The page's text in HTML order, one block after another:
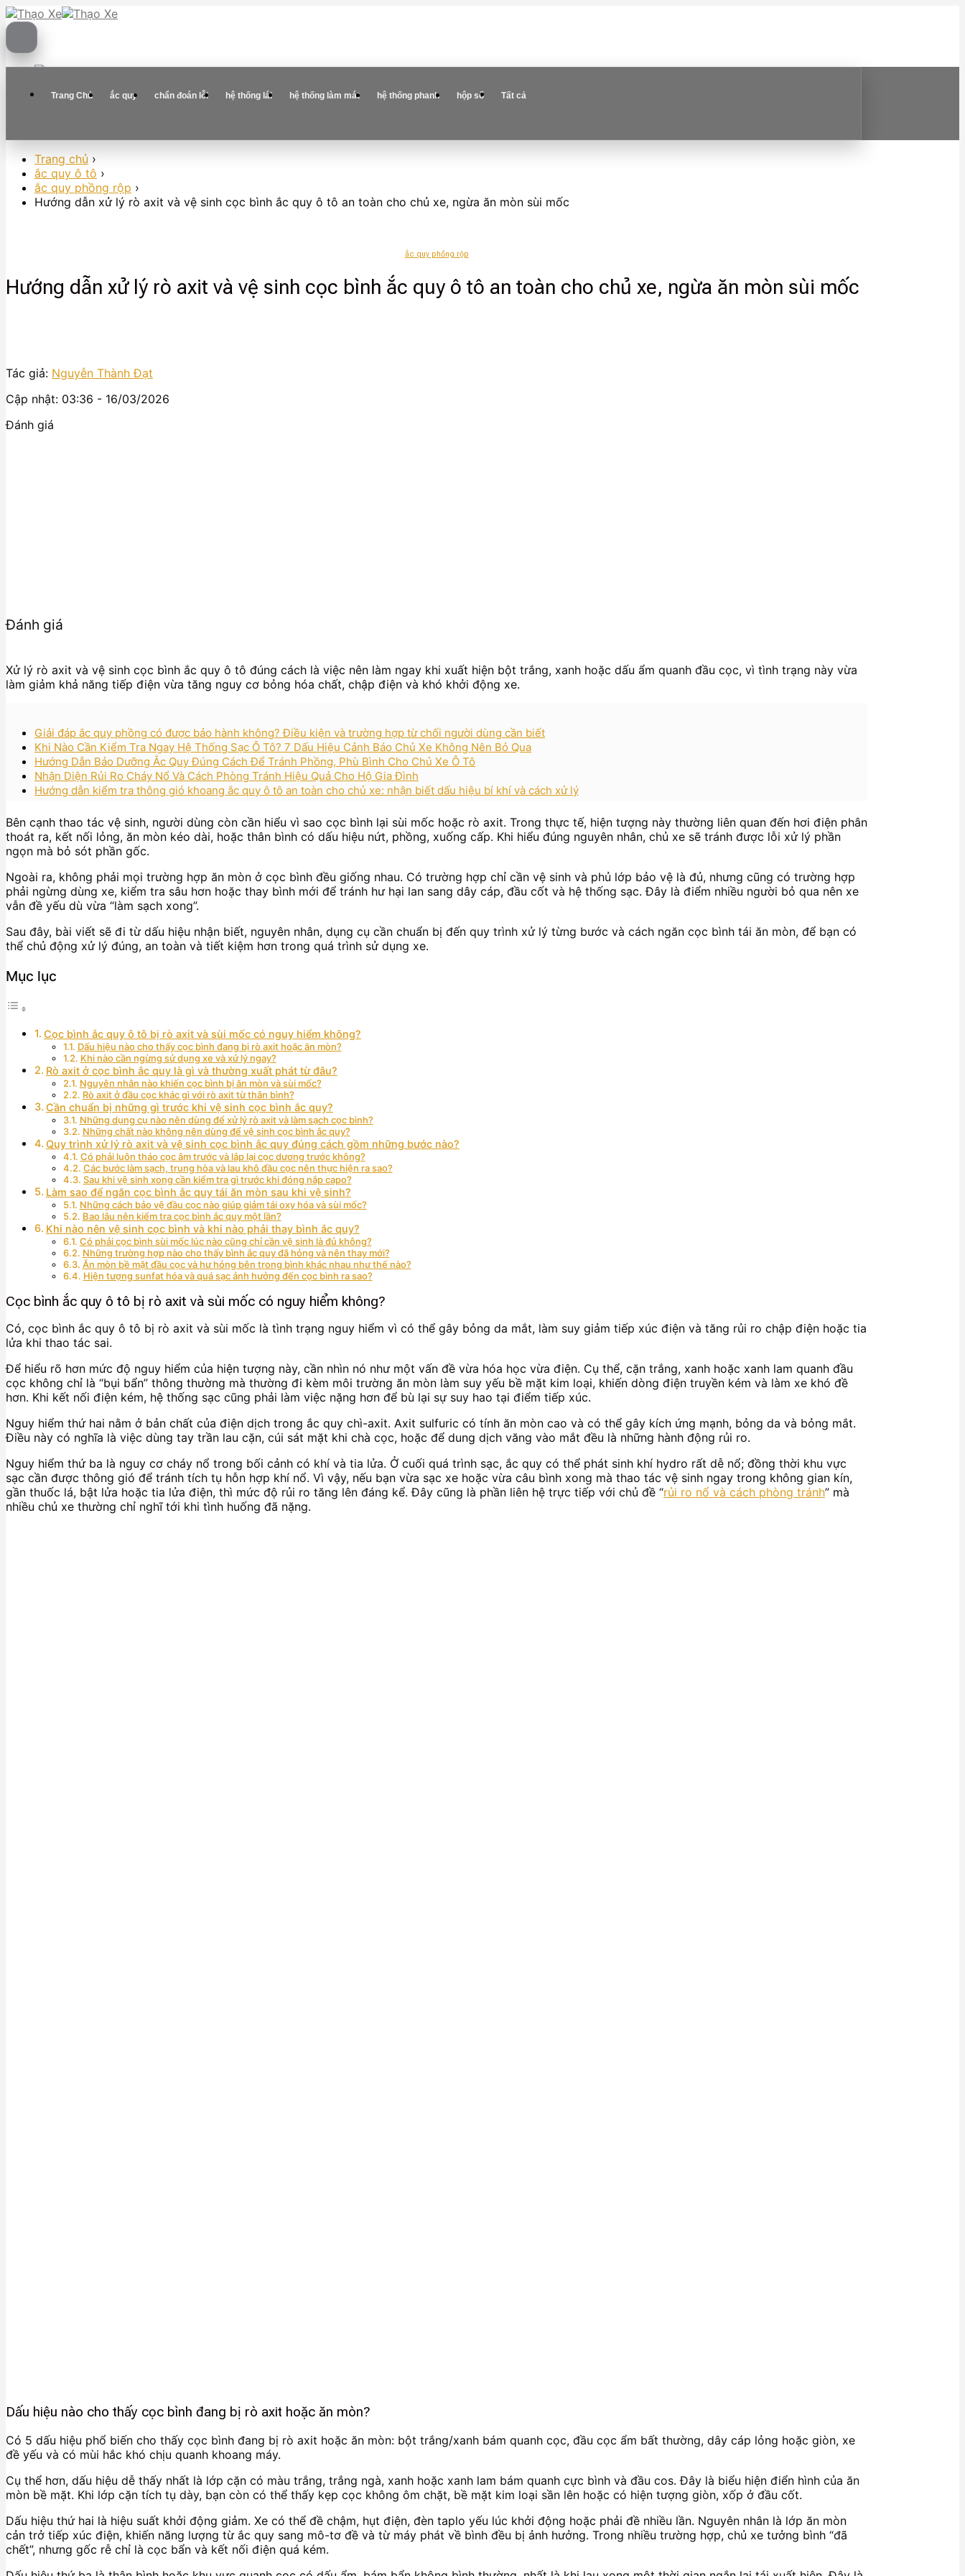
Skip
to
Trang Chủ ắc quy chẩn đoán lỗi hệ thống lái hệ thống làm mát hệ thống phanh hộp số Tất cả
Trang chủ ›
ắc quy ô tô ›
ắc quy phồng rộp ›
Hướng dẫn xử lý rò axit và vệ sinh cọc bình ắc quy ô tô an toàn cho chủ xe, ngừa ăn mòn sùi mốc
ắc quy phồng rộp
Hướng dẫn xử lý rò axit và vệ sinh cọc bình ắc quy ô tô an toàn cho chủ xe, ngừa ăn mòn sùi mốc
Tác giả: Nguyễn Thành Đạt
Cập nhật: 03:36 - 16/03/2026
Đánh giá
Đánh giá
Xử lý rò axit và vệ sinh cọc bình ắc quy ô tô đúng cách là việc nên làm ngay khi xuất hiện bột trắng, xanh hoặc dấu ẩm quanh đầu cọc, vì tình trạng này vừa
làm giảm khả năng tiếp điện vừa tăng nguy cơ bỏng hóa chất, chập điện và khó khởi động xe.
Giải đáp ắc quy phồng có được bảo hành không? Điều kiện và trường hợp từ chối người dùng cần biết
Khi Nào Cần Kiểm Tra Ngay Hệ Thống Sạc Ô Tô? 7 Dấu Hiệu Cảnh Báo Chủ Xe Không Nên Bỏ Qua
Hướng Dẫn Bảo Dưỡng Ắc Quy Đúng Cách Để Tránh Phồng, Phù Bình Cho Chủ Xe Ô Tô
Nhận Diện Rủi Ro Cháy Nổ Và Cách Phòng Tránh Hiệu Quả Cho Hộ Gia Đình
Hướng dẫn kiểm tra thông gió khoang ắc quy ô tô an toàn cho chủ xe: nhận biết dấu hiệu bí khí và cách xử lý
Bên cạnh thao tác vệ sinh, người dùng còn cần hiểu vì sao cọc bình lại sùi mốc hoặc rò axit. Trong thực tế, hiện tượng này thường liên quan đến hơi điện phân
thoát ra, kết nối lỏng, ăn mòn kéo dài, hoặc thân bình có dấu hiệu nứt, phồng, xuống cấp. Khi hiểu đúng nguyên nhân, chủ xe sẽ tránh được lỗi xử lý phần
ngọn mà bỏ sót phần gốc.
Ngoài ra, không phải mọi trường hợp ăn mòn ở cọc bình đều giống nhau. Có trường hợp chỉ cần vệ sinh và phủ lớp bảo vệ là đủ, nhưng cũng có trường hợp
phải ngừng dùng xe, kiểm tra sâu hơn hoặc thay bình mới để tránh hư hại lan sang dây cáp, đầu cốt và hệ thống sạc. Đây là điểm nhiều người bỏ qua nên xe
vẫn đề yếu dù vừa “làm sạch xong”.
Sau đây, bài viết sẽ đi từ dấu hiệu nhận biết, nguyên nhân, dụng cụ cần chuẩn bị đến quy trình xử lý từng bước và cách ngăn cọc bình tái ăn mòn, để bạn có
thể chủ động xử lý đúng, an toàn và tiết kiệm hơn trong quá trình sử dụng xe.
Mục lục
Cọc bình ắc quy ô tô bị rò axit và sùi mốc có nguy hiểm không?
Dấu hiệu nào cho thấy cọc bình đang bị rò axit hoặc ăn mòn?
Khi nào cần ngừng sử dụng xe và xử lý ngay?
Rò axit ở cọc bình ắc quy là gì và thường xuất phát từ đâu?
Nguyên nhân nào khiến cọc bình bị ăn mòn và sùi mốc?
Rò axit ở đầu cọc khác gì với rò axit từ thân bình?
Cần chuẩn bị những gì trước khi vệ sinh cọc bình ắc quy?
Những dụng cụ nào nên dùng để xử lý rò axit và làm sạch cọc bình?
Những chất nào không nên dùng để vệ sinh cọc bình ắc quy?
Quy trình xử lý rò axit và vệ sinh cọc bình ắc quy đúng cách gồm những bước nào?
Có phải luôn tháo cọc âm trước và lắp lại cọc dương trước không?
Các bước làm sạch, trung hòa và lau khô đầu cọc nên thực hiện ra sao?
Sau khi vệ sinh xong cần kiểm tra gì trước khi đóng nắp capo?
Làm sao để ngăn cọc bình ắc quy tái ăn mòn sau khi vệ sinh?
Những cách bảo vệ đầu cọc nào giúp giảm tái oxy hóa và sùi mốc?
Bao lâu nên kiểm tra cọc bình ắc quy một lần?
Khi nào nên vệ sinh cọc bình và khi nào phải thay bình ắc quy?
Có phải cọc bình sùi mốc lúc nào cũng chỉ cần vệ sinh là đủ không?
Những trường hợp nào cho thấy bình ắc quy đã hỏng và nên thay mới?
Ăn mòn bề mặt đầu cọc và hư hỏng bên trong bình khác nhau như thế nào?
Hiện tượng sunfat hóa và quá sạc ảnh hưởng đến cọc bình ra sao?
Cọc bình ắc quy ô tô bị rò axit và sùi mốc có nguy hiểm không?
Có, cọc bình ắc quy ô tô bị rò axit và sùi mốc là tình trạng nguy hiểm vì có thể gây bỏng da mắt, làm suy giảm tiếp xúc điện và tăng rủi ro chập điện hoặc tia
lửa khi thao tác sai.
Để hiểu rõ hơn mức độ nguy hiểm của hiện tượng này, cần nhìn nó như một vấn đề vừa hóa học vừa điện. Cụ thể, cặn trắng, xanh hoặc xanh lam quanh đầu
cọc không chỉ là “bụi bẩn” thông thường mà thường đi kèm môi trường ăn mòn làm suy yếu bề mặt kim loại, khiến dòng điện truyền kém và làm xe khó đề
hơn. Khi kết nối điện kém, hệ thống sạc cũng phải làm việc nặng hơn để bù lại sự suy hao tại điểm tiếp xúc.
Nguy hiểm thứ hai nằm ở bản chất của điện dịch trong ắc quy chì-axit. Axit sulfuric có tính ăn mòn cao và có thể gây kích ứng mạnh, bỏng da và bỏng mắt.
Điều này có nghĩa là việc dùng tay trần lau cặn, cúi sát mặt khi chà cọc, hoặc để dung dịch văng vào mắt đều là những hành động rủi ro.
Nguy hiểm thứ ba là nguy cơ cháy nổ trong bối cảnh có khí và tia lửa. Ở cuối quá trình sạc, ắc quy có thể phát sinh khí hydro rất dễ nổ; đồng thời khu vực
sạc cần được thông gió để tránh tích tụ hỗn hợp khí nổ. Vì vậy, nếu bạn vừa sạc xe hoặc vừa câu bình xong mà thao tác vệ sinh ngay trong không gian kín,
gần thuốc lá, bật lửa hoặc tia lửa điện, thì mức độ rủi ro tăng lên đáng kể. Đây cũng là phần liên hệ trực tiếp với chủ đề “rủi ro nổ và cách phòng tránh” mà
nhiều chủ xe thường chỉ nghĩ tới khi tình huống đã nặng.
Dấu hiệu nào cho thấy cọc bình đang bị rò axit hoặc ăn mòn?
Có 5 dấu hiệu phổ biến cho thấy cọc bình đang bị rò axit hoặc ăn mòn: bột trắng/xanh bám quanh cọc, đầu cọc ẩm bất thường, dây cáp lỏng hoặc giòn, xe
đề yếu và có mùi hắc khó chịu quanh khoang máy.
Cụ thể hơn, dấu hiệu dễ thấy nhất là lớp cặn có màu trắng, trắng ngà, xanh hoặc xanh lam bám quanh cực bình và đầu cos. Đây là biểu hiện điển hình của ăn
mòn bề mặt. Khi lớp cặn tích tụ dày, bạn còn có thể thấy kẹp cọc không ôm chặt, bề mặt kim loại sần lên hoặc có hiện tượng giòn, xốp ở đầu cốt.
Dấu hiệu thứ hai là hiệu suất khởi động giảm. Xe có thể đề chậm, hụt điện, đèn taplo yếu lúc khởi động hoặc phải đề nhiều lần. Nguyên nhân là lớp ăn mòn
cản trở tiếp xúc điện, khiến năng lượng từ ắc quy sang mô-tơ đề và từ máy phát về bình đều bị ảnh hưởng. Trong nhiều trường hợp, chủ xe tưởng bình “đã
chết”, nhưng gốc rễ chỉ là cọc bẩn và kết nối điện quá kém.